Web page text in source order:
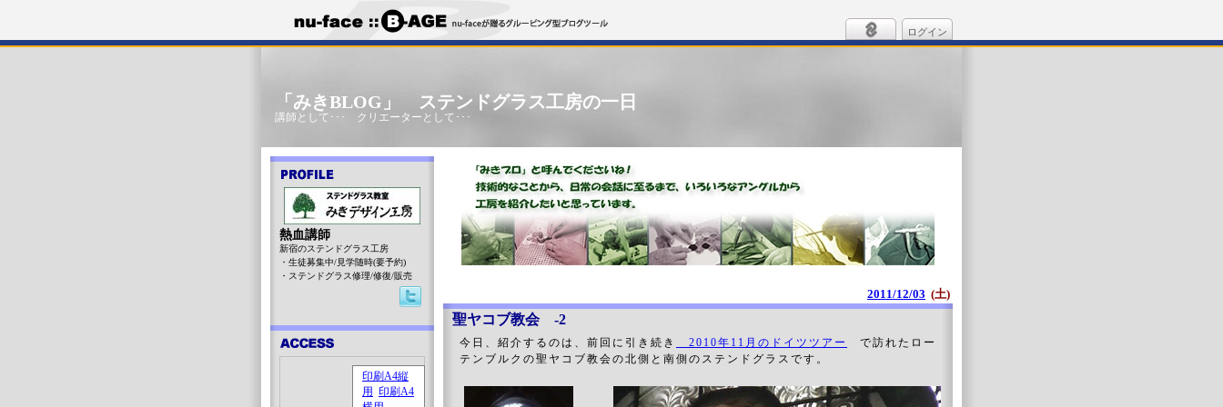
ログイン
「みきBLOG」 ステンドグラス工房の一日
講師として･･･ クリエーターとして･･･
2011/12/03 (土)
聖ヤコブ教会 -2
今日、紹介するのは、前回に引き続き 2010年11月のドイツツアー
で訪れたロー
テンブルクの聖ヤコブ教会の北側と南側のステンドグラスです。
熱血講師
新宿のステンドグラス工房
・生徒募集中/見学随時(要予約)
・ステンドグラス修理/修復/販売